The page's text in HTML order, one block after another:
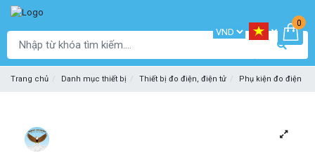
0
Trang chủ Danh mục thiết bị Thiết bị đo điện, điện tử Phụ kiện đo điện